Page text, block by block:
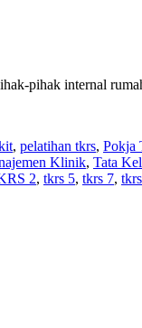
pihak internal
, pelatihan tkrs, Pokja
Klinik, Tata
2, tkrs 5, tkrs 7,